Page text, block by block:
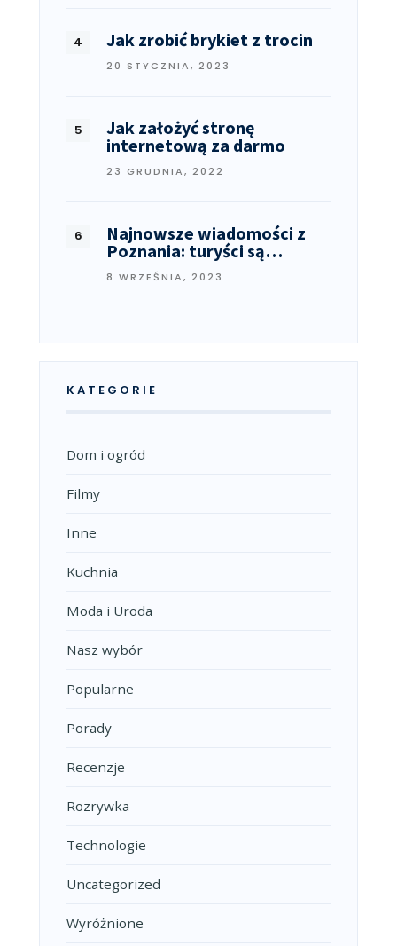
Jak zrobić brykiet z trocin
20 STYCZNIA, 2023
Jak założyć stronę
internetową za darmo
23 GRUDNIA, 2022
Najnowsze wiadomości z
Poznania: turyści są…
8 WRZEŚNIA, 2023
KATEGORIE
Dom i ogród
Filmy
Inne
Kuchnia
Moda i Uroda
Nasz wybór
Popularne
Porady
Recenzje
Rozrywka
Technologie
Uncategorized
Wyróżnione